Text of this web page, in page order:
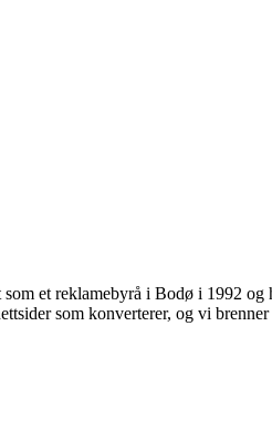
et reklamebyrå i Bodø i 1992
som konverterer, og vi